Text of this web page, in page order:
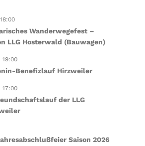
18:00
Wanderwegefest –
LLG Hosterwald (Bauwagen)
19:00
Benefizlauf Hirzweiler
17:00
der LLG
Saison 2026